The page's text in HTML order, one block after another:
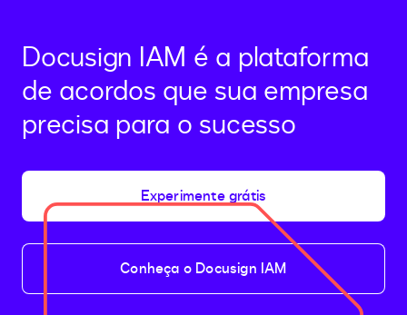
Docusign IAM é a plataforma
de acordos que sua empresa
precisa para o sucesso
Experimente grátis
Conheça o Docusign IAM